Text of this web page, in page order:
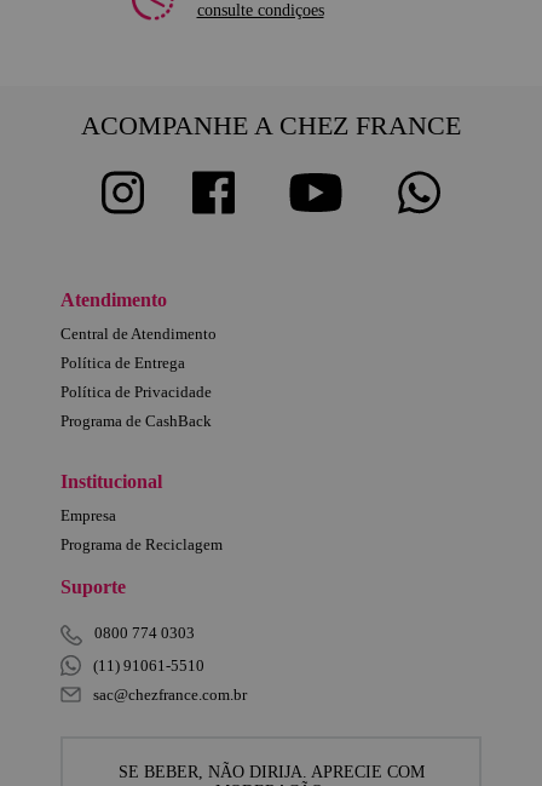
consulte condiçoes
ACOMPANHE A CHEZ FRANCE
Atendimento
Central de Atendimento
Política de Entrega
Política de Privacidade
Programa de CashBack
Institucional
Empresa
Programa de Reciclagem
Suporte
0800 774 0303
(11) 91061-5510
sac@chezfrance.com.br
SE BEBER, NÃO DIRIJA. APRECIE COM